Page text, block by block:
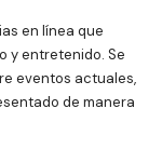
en línea que
y entretenido. Se
eventos actuales,
de manera